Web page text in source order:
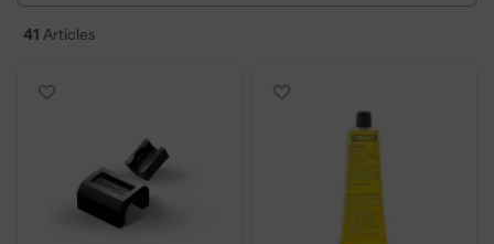
41 Articles